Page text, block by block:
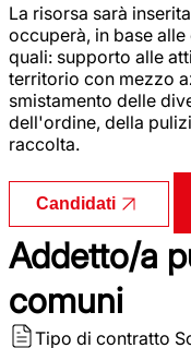
La risorsa sarà
occuperà, in base
quali: supporto alle
territorio con mezzo
smistamento delle
dell'ordine, della
raccolta.
Candidati
Addetto/a
comuni
Tipo di contratto